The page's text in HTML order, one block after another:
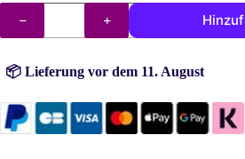
DMC
Steine
(Perlen)
815
📦 Lieferung vor dem 11. August